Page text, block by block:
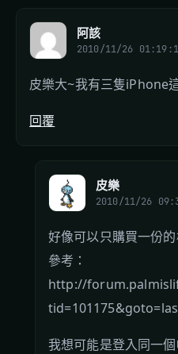
阿該
2010/11/26
皮樂大~我有三隻iPhone
回覆
皮樂
2010/11/26
好像可以只購買一份的
參考：
http://
我想可能是登入同一